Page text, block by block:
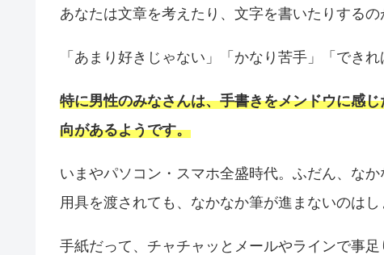
あなたは文章を考えたり、文字を書いたりするの
「あまり好きじゃない」「かなり苦手」「でき
特に男性のみなさんは、手書きをメンドウに感
向があるようです。
いまやパソコン・スマホ全盛時代。ふだん、な
用具を渡されても、なかなか筆が進まないのはし
手紙だって、チャチャッとメールやラインで事足